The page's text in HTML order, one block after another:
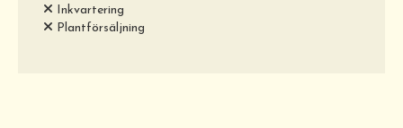
Inkvartering
Plantförsäljning